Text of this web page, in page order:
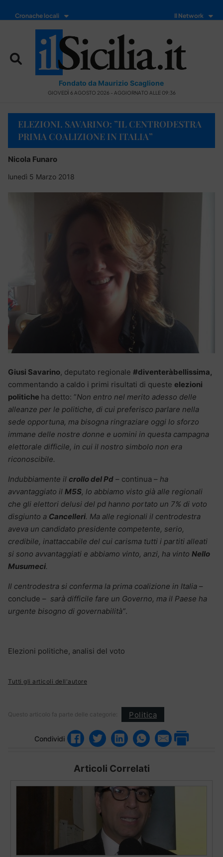
Cronache locali Il Network
Fondato da Maurizio Scaglione
GIOVEDÌ 6 AGOSTO 2026 - AGGIORNATO ALLE 09:36
ELEZIONI. SAVARINO: ”IL CENTRODESTRA
PRIMA COALIZIONE IN ITALIA”
Nicola Funaro
lunedì 5 Marzo 2018
Giusi Savarino, deputato regionale #diventeràbellissima,
commentando a caldo i primi risultati di queste elezioni
politiche ha detto: ”Non entro nel merito adesso delle
alleanze per le politiche, di cui preferisco parlare nella
sede opportuna, ma bisogna ringraziare oggi lo sforzo
immane delle nostre donne e uomini in questa campagna
elettorale difficile, in cui il nostro simbolo non era
riconoscibile.
Indubbiamente il crollo del Pd – continua – ha
avvantaggiato il M5S, lo abbiamo visto già alle regionali
che gli elettori delusi del pd hanno portato un 7% di voto
disgiunto a Cancelleri. Ma alle regionali il centrodestra
aveva un candidato presidente competente, serio,
credibile, inattaccabile del cui carisma tutti i partiti alleati
si sono avvantaggiati e abbiamo vinto, anzi, ha vinto Nello
Musumeci.
Il centrodestra si conferma la prima coalizione in Italia –
conclude – sarà difficile fare un Governo, ma il Paese ha
urgente bisogno di governabilità”.
Elezioni politiche, analisi del voto
Tutti gli articoli dell'autore
Questo articolo fa parte delle categorie: Politica
Condividi
Articoli Correlati